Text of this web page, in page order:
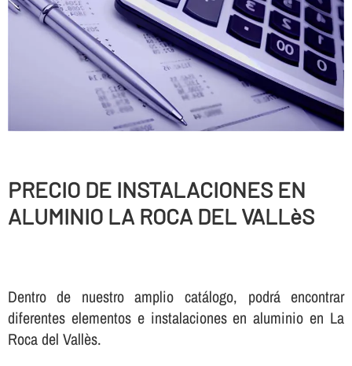
PRECIO DE INSTALACIONES EN
ALUMINIO LA ROCA DEL VALLèS
Dentro de nuestro amplio catálogo, podrá encontrar
diferentes elementos e instalaciones en aluminio en La
Roca del Vallès.